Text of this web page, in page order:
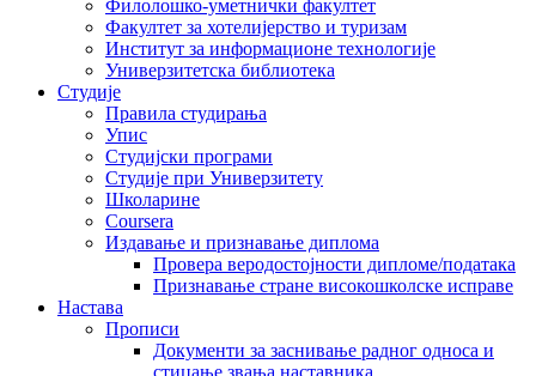
Филолошко-уметнички факултет
Факултет за хотелијерство и туризам
Институт за информационе технологије
Универзитетска библиотека
Студије
Правила студирања
Упис
Студијски програми
Студије при Универзитету
Школарине
Coursera
Издавање и признавање диплома
Провера веродостојности дипломе/података
Признавање стране високошколске исправе
Настава
Прописи
Документи за заснивање радног односа и
стицање звања наставника